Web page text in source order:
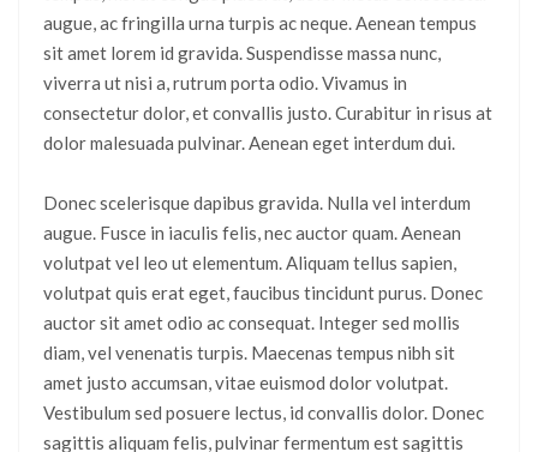
augue, ac fringilla urna turpis ac neque. Aenean tempus
sit amet lorem id gravida. Suspendisse massa nunc,
viverra ut nisi a, rutrum porta odio. Vivamus in
consectetur dolor, et convallis justo. Curabitur in risus at
dolor malesuada pulvinar. Aenean eget interdum dui.
Donec scelerisque dapibus gravida. Nulla vel interdum
augue. Fusce in iaculis felis, nec auctor quam. Aenean
volutpat vel leo ut elementum. Aliquam tellus sapien,
volutpat quis erat eget, faucibus tincidunt purus. Donec
auctor sit amet odio ac consequat. Integer sed mollis
diam, vel venenatis turpis. Maecenas tempus nibh sit
amet justo accumsan, vitae euismod dolor volutpat.
Vestibulum sed posuere lectus, id convallis dolor. Donec
sagittis aliquam felis, pulvinar fermentum est sagittis